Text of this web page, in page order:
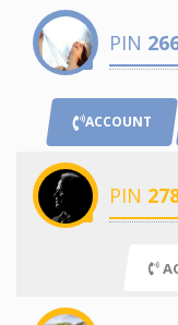
PIN
ACCOUNT
PIN